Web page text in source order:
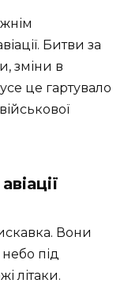
Битви за
зміни в
це гартувало
Вони
під
літаки.